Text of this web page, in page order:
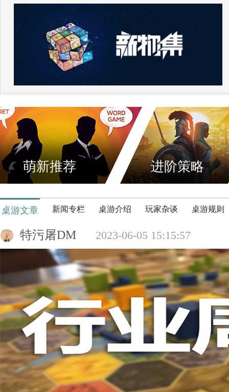
萌新推荐 进阶策略
桌游文章 新闻专栏 桌游介绍 玩家杂谈 桌游规则
特污屠DM 2023-06-05 15:15:57